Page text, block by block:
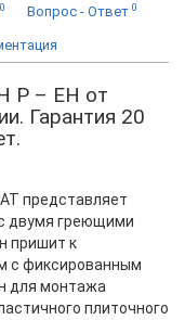
0 Вопрос - Ответ 0
P – EH от
Гарантия 20
представляет
двумя греющими
пришит к
с фиксированным
для монтажа
плиточного